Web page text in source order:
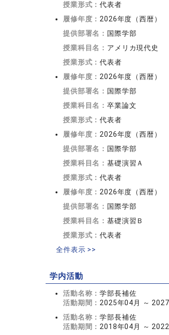
授業形式：代表者
履修年度： 2026年度（西暦）
提供部署名： 国際学部
授業科目名： アメリカ現代史
授業形式：代表者
履修年度： 2026年度（西暦）
提供部署名： 国際学部
授業科目名：卒業論文
授業形式：代表者
履修年度： 2026年度（西暦）
提供部署名： 国際学部
授業科目名：基礎演習Ａ
授業形式：代表者
履修年度： 2026年度（西暦）
提供部署名： 国際学部
授業科目名：基礎演習Ｂ
授業形式：代表者
全件表示 >>
学内活動
活動名称：学部長補佐
活動期間： 2025年04月 ～
活動名称：学部長補佐
活動期間： 2018年04月 ～